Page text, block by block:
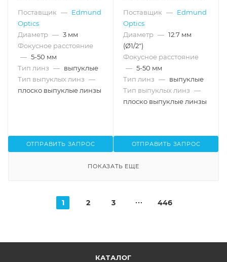
12.0 мм
Поставщик — Edmund
Optics
Диаметр — 3 мм
Фокусное расстояние
— 5-50 мм
Тип линз — выпуклые
Тип выпуклых линз —
плоско выпуклые линзы
ОТПРАВИТЬ ЗАПРОС
25.4 мм, с затемненными
торцами
Поставщик — Edmund
Optics
Диаметр — 12.7 мм
(Ø1/2")
Фокусное расстояние
— 5-50 мм
Тип линз — выпуклые
Тип выпуклых линз —
плоско выпуклые линзы
ОТПРАВИТЬ ЗАПРОС
ПОКАЗАТЬ ЕЩЕ
1 2 3 446
КАТАЛОГ